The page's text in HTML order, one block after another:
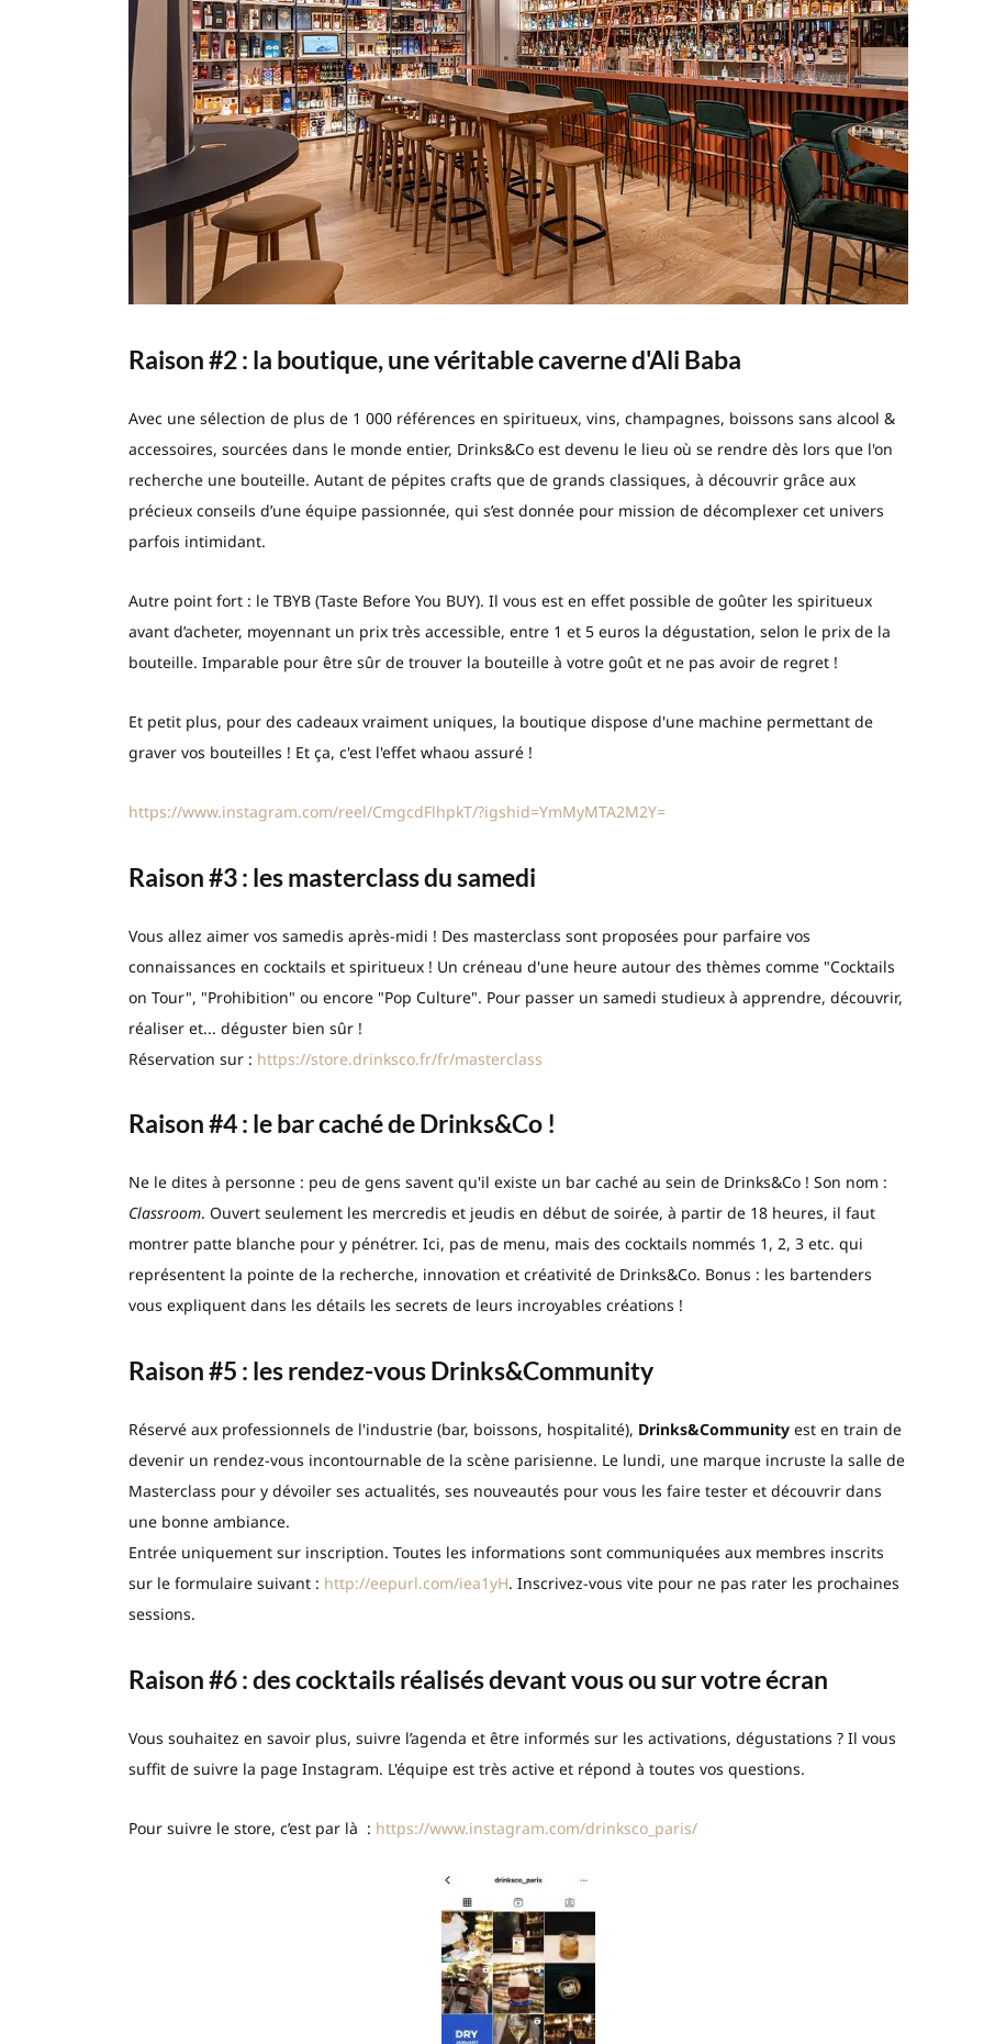
Raison #2 : la boutique, une véritable caverne d'Ali Baba
Avec une sélection de plus de 1 000 références en spiritueux, vins, champagnes, boissons sans alcool &
accessoires, sourcées dans le monde entier, Drinks&Co est devenu le lieu où se rendre dès lors que l'on
recherche une bouteille. Autant de pépites crafts que de grands classiques, à découvrir grâce aux
précieux conseils d’une équipe passionnée, qui s’est donnée pour mission de décomplexer cet univers
parfois intimidant.
Autre point fort : le TBYB (Taste Before You BUY). Il vous est en effet possible de goûter les spiritueux
avant d’acheter, moyennant un prix très accessible, entre 1 et 5 euros la dégustation, selon le prix de la
bouteille. Imparable pour être sûr de trouver la bouteille à votre goût et ne pas avoir de regret !
Et petit plus, pour des cadeaux vraiment uniques, la boutique dispose d'une machine permettant de
graver vos bouteilles ! Et ça, c'est l'effet whaou assuré !
https://www.instagram.com/reel/CmgcdFlhpkT/?igshid=YmMyMTA2M2Y=
Raison #3 : les masterclass du samedi
Vous allez aimer vos samedis après-midi ! Des masterclass sont proposées pour parfaire vos
connaissances en cocktails et spiritueux ! Un créneau d'une heure autour des thèmes comme "Cocktails
on Tour", "Prohibition" ou encore "Pop Culture". Pour passer un samedi studieux à apprendre, découvrir,
réaliser et... déguster bien sûr !
Réservation sur : https://store.drinksco.fr/fr/masterclass
Raison #4 : le bar caché de Drinks&Co !
Ne le dites à personne : peu de gens savent qu'il existe un bar caché au sein de Drinks&Co ! Son nom :
Classroom. Ouvert seulement les mercredis et jeudis en début de soirée, à partir de 18 heures, il faut
montrer patte blanche pour y pénétrer. Ici, pas de menu, mais des cocktails nommés 1, 2, 3 etc. qui
représentent la pointe de la recherche, innovation et créativité de Drinks&Co. Bonus : les bartenders
vous expliquent dans les détails les secrets de leurs incroyables créations !
Raison #5 : les rendez-vous Drinks&Community
Réservé aux professionnels de l'industrie (bar, boissons, hospitalité), Drinks&Communityest en train de
devenir un rendez-vous incontournable de la scène parisienne. Le lundi, une marque incruste la salle de
Masterclass pour y dévoiler ses actualités, ses nouveautés pour vous les faire tester et découvrir dans
une bonne ambiance.
Entrée uniquement sur inscription. Toutes les informations sont communiquées aux membres inscrits
sur le formulaire suivant : http://eepurl.com/iea1yH. Inscrivez-vous vite pour ne pas rater les prochaines
sessions.
Raison #6 : des cocktails réalisés devant vous ou sur votre écran
Vous souhaitez en savoir plus, suivre l’agenda et être informés sur les activations, dégustations ? Il vous
suffit de suivre la page Instagram. L'équipe est très active et répond à toutes vos questions.
Pour suivre le store, c’est par là : https://www.instagram.com/drinksco_paris/